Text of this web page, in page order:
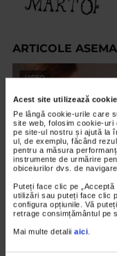
Acest site utilizează
Pe lângă cookie-urile care
site web, folosim cookie-uri
pe site-ul nostru și ajută la
ul, de exemplu, făcând
pentru a măsura
instrumente de urmărire
obiceiurilor dvs. de navigare.
Puteți face clic pe
utilizări sau puteți face clic
configura opțiunile. Vă
retrage consimțământul pe
Mai multe detalii aici
ARTICOLE
VIDEO